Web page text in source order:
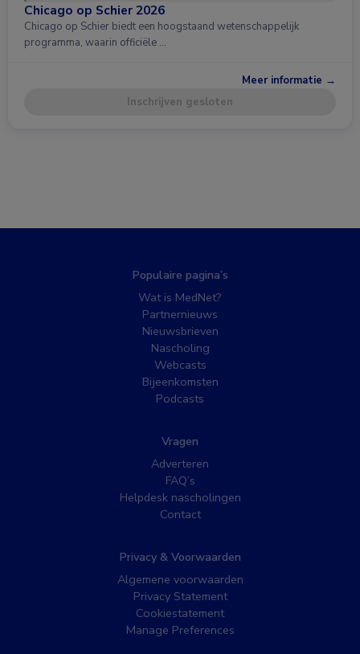
Chicago op Schier 2026
Chicago op Schier biedt een hoogstaand wetenschappelijk
programma, waarin officiële …
Meer informatie →
Inschrijven gesloten
Populaire pagina’s
Wat is MedNet?
Partnernieuws
Nieuwsbrieven
Nascholing
Webcasts
Bijeenkomsten
Podcasts
Vragen
Adverteren
FAQ’s
Helpdesk nascholingen
Contact
Privacy & Voorwaarden
Algemene voorwaarden
Privacy Statement
Cookiestatement
Manage Preferences